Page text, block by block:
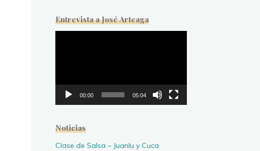
Entrevista a José Arteaga
00:00 05:04
Noticias
Clase de Salsa – Juanlu y Cuca